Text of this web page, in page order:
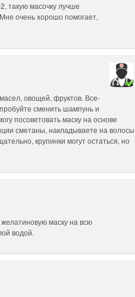
такую масочку лучше
очень хорошо помогает,
овощей, фруктов. Все-
сменить шампунь и
посоветовать маску на основе
сметаны, накладываете на волосы
крупинки могут остаться, но
маску на всю
водой.